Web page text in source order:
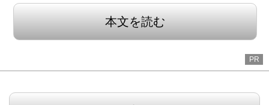
本文を読む
PR